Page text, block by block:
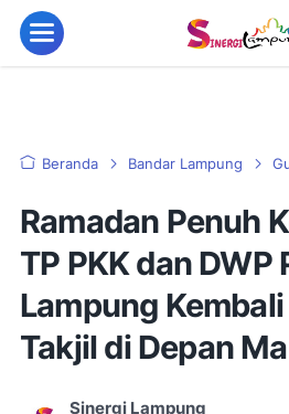
Beranda Bandar Lampung
Ramadan Penuh
TP PKK dan DWP
Lampung
Takjil di Depan
Sinergi Lampung